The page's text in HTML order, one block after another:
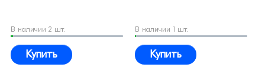
В наличии 2 шт.
Купить
В наличии 1 шт.
Купить